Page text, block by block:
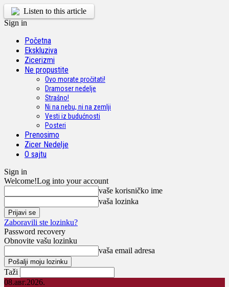
Listen to this article
Sign in
Početna
Ekskluziva
Zicerizmi
Ne propustite
Ovo morate pročitati!
Dramoser nedelje
Strašno!
Ni na nebu, ni na zemlji
Vesti iz budućnosti
Posteri
Prenosimo
Zicer Nedelje
O sajtu
Sign in
Welcome!Log into your account
vaše korisničko ime
vaša lozinka
Zaboravili ste lozinku?
Password recovery
Obnovite vašu lozinku
vaša email adresa
Taži
08.авг.2026.